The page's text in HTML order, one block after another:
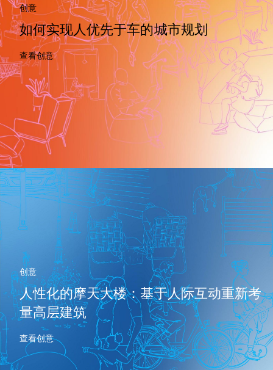
创意
如何实现人优先于车的城市规划
查看创意
创意
人性化的摩天大楼：基于人际互动重新考
量高层建筑
查看创意